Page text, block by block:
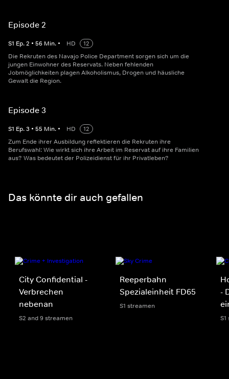
Episode 2
S1 Ep.2 • 56 Min. • HD
12
Die Rekruten des Navajo Police Department sorgen sich um die
jungen Einwohner des Reservats. Neben fehlenden
Jobmöglichkeiten plagen Alkoholismus, Drogen und häusliche
Gewalt die Region.
Episode 3
S1 Ep.3 • 55 Min. • HD
12
Zum Ende ihrer Ausbildung reflektieren die Rekruten ihre
Berufswahl: Wie wirkt sich ihre Arbeit im Reservat auf ihre Familien
aus? Was bedeutet der Polizeidienst für ihr Privatleben?
Das könnte dir auch gefallen
City Confidential -
Verbrechen
nebenan
S2 and 9 streamen
Reeperbahn
Spezialeinheit FD65
S1 streamen
-